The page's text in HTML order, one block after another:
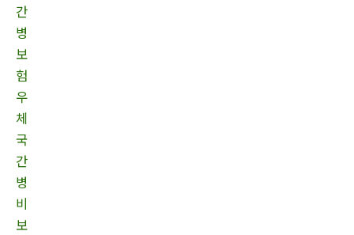
간
병
보
험
우
체
국
간
병
비
보